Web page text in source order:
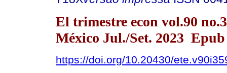
El trimestre econ vol.90
México Jul./Set. 2023 Epub
https://doi.org/10.20430/